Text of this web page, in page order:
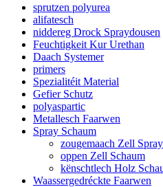
sprutzen polyurea
alifatesch
niddereg Drock Spraydousen
Feuchtigkeit Kur Urethan
Daach Systemer
primers
Spezialitéit Material
Gefier Schutz
polyaspartic
Metallesch Faarwen
Spray Schaum
zougemaach Zell
oppen Zell Schaum
kënschtlech Holz
Waassergedréckte Faarwen